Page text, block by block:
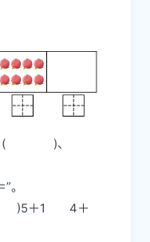
数：( )、
＝”。
＋1 4＋